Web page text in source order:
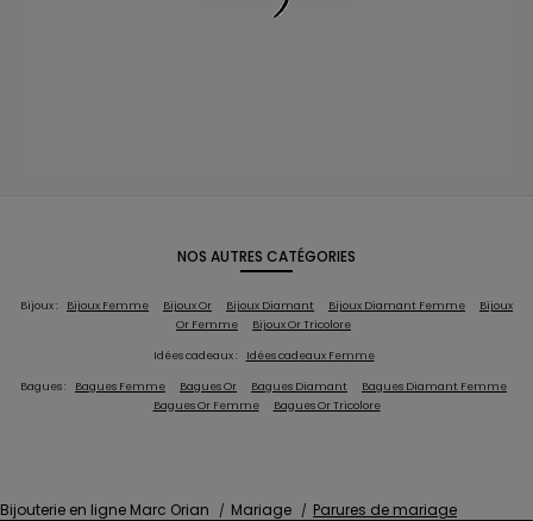
NOS AUTRES CATÉGORIES
Bijoux : Bijoux Femme Bijoux Or Bijoux Diamant Bijoux Diamant Femme
Bijoux
Or Femme
Bijoux Or Tricolore
Idées cadeaux : Idées cadeaux Femme
Bagues : Bagues Femme Bagues Or Bagues Diamant
Bagues Diamant Femme
Bagues Or Femme
Bagues Or Tricolore
Bijouterie en ligne Marc Orian Mariage Parures de mariage